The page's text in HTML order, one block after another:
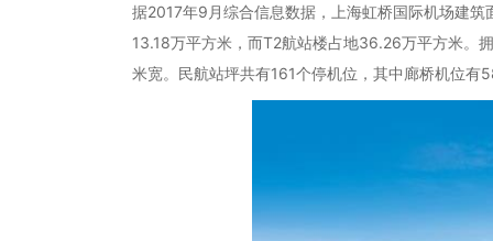
据2017年9月综合信息数据，上海虹桥国际机场建
13.18万平方米，而T2航站楼占地36.26万平方米
米宽。 民航站坪共有161个停机位，其中廊桥机位有